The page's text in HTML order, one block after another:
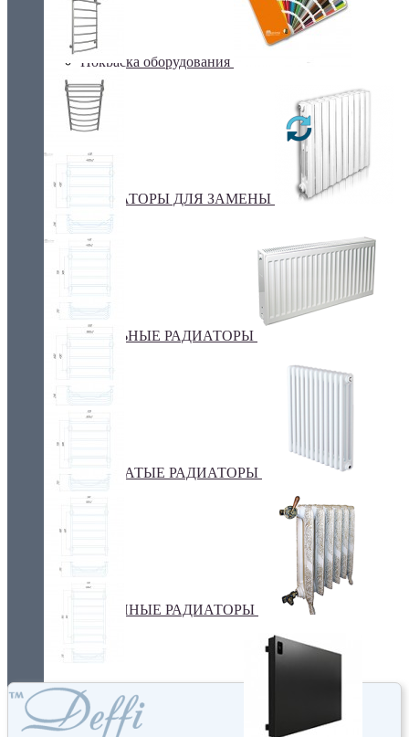
Покраска оборудования
РАДИАТОРЫ ДЛЯ ЗАМЕНЫ
СТАЛЬНЫЕ РАДИАТОРЫ
ТРУБЧАТЫЕ РАДИАТОРЫ
ЧУГУННЫЕ РАДИАТОРЫ